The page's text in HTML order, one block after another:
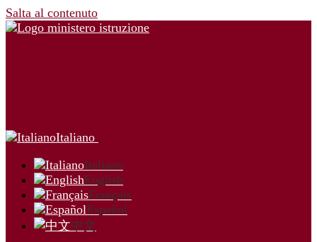
Salta al contenuto
Italiano
Italiano
English
Français
Español
中文